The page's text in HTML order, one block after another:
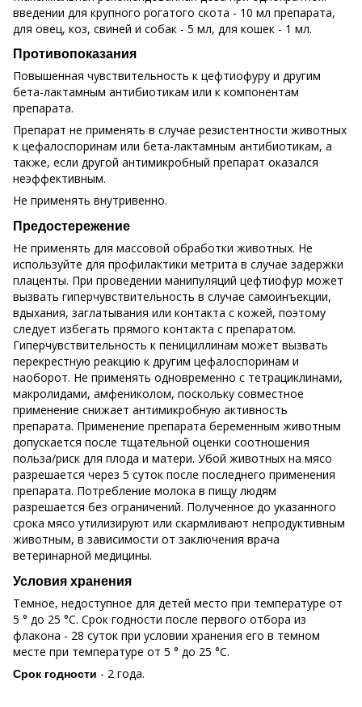
введении для крупного рогатого скота - 10 мл препарата,
для овец, коз, свиней и собак - 5 мл, для кошек - 1 мл.
Противопоказания
Повышенная чувствительность к цефтиофуру и другим
бета-лактамным антибиотикам или к компонентам
препарата.
Препарат не применять в случае резистентности животных
к цефалоспоринам или бета-лактамным антибиотикам, а
также, если другой антимикробный препарат оказался
неэффективным.
Не применять внутривенно.
Предостережение
Не применять для массовой обработки животных. Не
используйте для профилактики метрита в случае задержки
плаценты. При проведении манипуляций цефтиофур может
вызвать гиперчувствительность в случае самоинъекции,
вдыхания, заглатывания или контакта с кожей, поэтому
следует избегать прямого контакта с препаратом.
Гиперчувствительность к пенициллинам может вызвать
перекрестную реакцию к другим цефалоспоринам и
наоборот. Не применять одновременно с тетрациклинами,
макролидами, амфениколом, поскольку совместное
применение снижает антимикробную активность
препарата. Применение препарата беременным животным
допускается после тщательной оценки соотношения
польза/риск для плода и матери. Убой животных на мясо
разрешается через 5 суток после последнего применения
препарата. Потребление молока в пищу людям
разрешается без ограничений. Полученное до указанного
срока мясо утилизируют или скармливают непродуктивным
животным, в зависимости от заключения врача
ветеринарной медицины.
Условия хранения
Темное, недоступное для детей место при температуре от
5 ° до 25 °С. Срок годности после первого отбора из
флакона - 28 суток при условии хранения его в темном
месте при температуре от 5 ° до 25 °С.
Срок годности - 2 года.